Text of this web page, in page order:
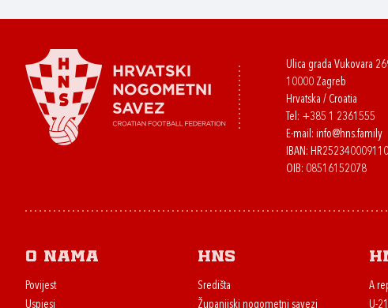
Ulica grada Vukovara
10000 Zagreb
Hrvatska / Croatia
Tel: +385 1 2361555
E-mail: info@hns.family
IBAN:
OIB: 08516152078
O nama
Povijest
Uspjesi
HNS
Središta
Županijski nogometni savezi
A
U-21